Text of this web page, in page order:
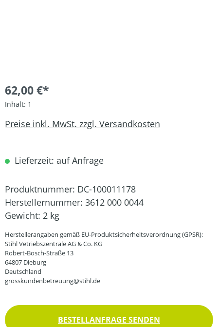
62,00 €*
Inhalt: 1
Preise inkl. MwSt. zzgl. Versandkosten
Lieferzeit: auf Anfrage
Produktnummer: DC-100011178
Herstellernummer: 3612 000 0044
Gewicht: 2 kg
Herstellerangaben gemäß EU-Produktsicherheitsverordnung (GPSR):
Stihl Vetriebszentrale AG & Co. KG
Robert-Bosch-Straße 13
64807 Dieburg
Deutschland
grosskundenbetreuung@stihl.de
BESTELLANFRAGE SENDEN